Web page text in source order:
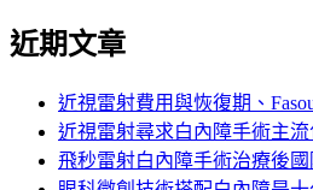
近期文章
近視雷射費用與恢復期、
近視雷射尋求白內障手術主
飛秒雷射白內障手術治療後